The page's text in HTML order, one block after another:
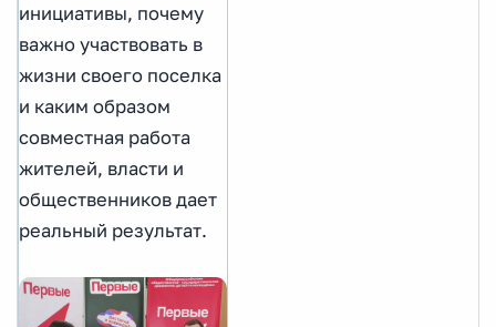
инициативы, почему
важно участвовать в
жизни своего поселка
и каким образом
совместная работа
жителей, власти и
общественников дает
реальный результат.